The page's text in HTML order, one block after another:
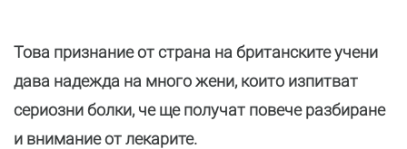
Това признание от страна на британските учени
дава надежда на много жени, които изпитват
сериозни болки, че ще получат повече разбиране
и внимание от лекарите.